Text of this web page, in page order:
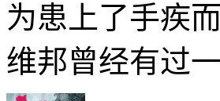
为患上了手疾
维邦曾经有过